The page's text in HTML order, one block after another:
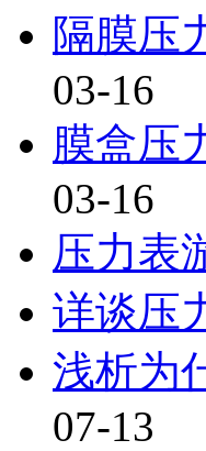
隔膜压
03-16
膜盒压
03-16
压力表
详谈压
浅析为
07-13